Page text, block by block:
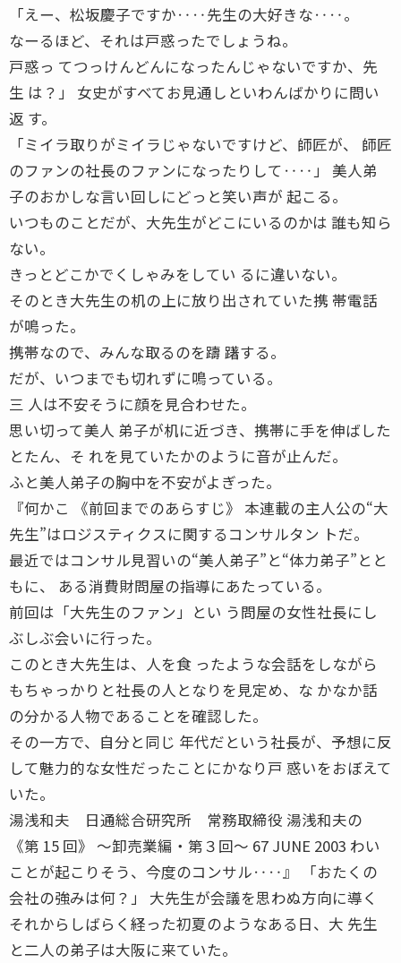
「えー、松坂慶子ですか‥‥先生の大好きな‥‥。
なーるほど、それは戸惑ったでしょうね。
戸惑っ てつっけんどんになったんじゃないですか、先
生 は？」 女史がすべてお見通しといわんばかりに問い
返 す。
「ミイラ取りがミイラじゃないですけど、師匠が、 師匠
のファンの社長のファンになったりして‥‥」 美人弟
子のおかしな言い回しにどっと笑い声が 起こる。
いつものことだが、大先生がどこにいるのかは 誰も知ら
ない。
きっとどこかでくしゃみをしてい るに違いない。
そのとき大先生の机の上に放り出されていた携 帯電話
が鳴った。
携帯なので、みんな取るのを躊 躇する。
だが、いつまでも切れずに鳴っている。
三 人は不安そうに顔を見合わせた。
思い切って美人 弟子が机に近づき、携帯に手を伸ばした
とたん、そ れを見ていたかのように音が止んだ。
ふと美人弟子の胸中を不安がよぎった。
『何かこ 《前回までのあらすじ》 本連載の主人公の“大
先生”はロジスティクスに関するコンサルタン トだ。
最近ではコンサル見習いの“美人弟子”と“体力弟子”とと
もに、 ある消費財問屋の指導にあたっている。
前回は「大先生のファン」とい う問屋の女性社長にし
ぶしぶ会いに行った。
このとき大先生は、人を食 ったような会話をしながら
もちゃっかりと社長の人となりを見定め、な かなか話
の分かる人物であることを確認した。
その一方で、自分と同じ 年代だという社長が、予想に反
して魅力的な女性だったことにかなり戸 惑いをおぼえて
いた。
湯浅和夫 日通総合研究所 常務取締役 湯浅和夫の
《第 15 回》 〜卸売業編・第３回〜 67 JUNE 2003 わい
ことが起こりそう、今度のコンサル‥‥』 「おたくの
会社の強みは何？」 大先生が会議を思わぬ方向に導く
それからしばらく経った初夏のようなある日、大 先生
と二人の弟子は大阪に来ていた。